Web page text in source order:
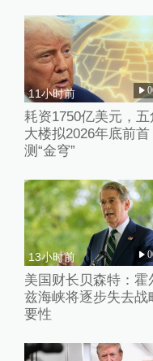
11小时前
耗资1750亿美元，五
大楼拟2026年底前首
测“金穹”
13小时前
美国财长贝森特：霍
兹海峡将逐步失去战
要性